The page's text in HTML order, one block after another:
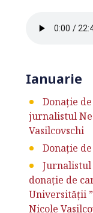
Ianuarie
Donație
jurnalistul
Vasilcovschi
Donație
Jurnalistul
donație de
Universității
Nicole